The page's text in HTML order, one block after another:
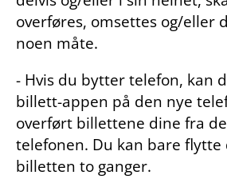
overføres, omsettes og/eller
noen måte.
- Hvis du bytter telefon, kan
billett-appen på den nye
overført billettene dine fra
telefonen. Du kan bare flytte
billetten to ganger.